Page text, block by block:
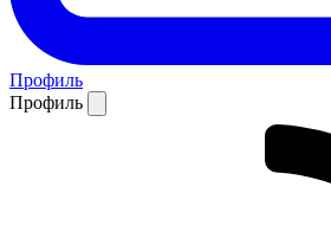
Профиль
Профиль